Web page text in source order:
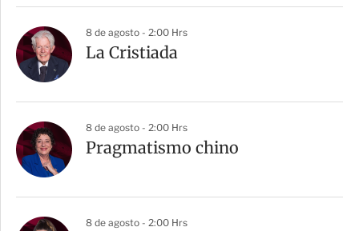
8 de agosto - 2:00 Hrs
La Cristiada
8 de agosto - 2:00 Hrs
Pragmatismo chino
8 de agosto - 2:00 Hrs